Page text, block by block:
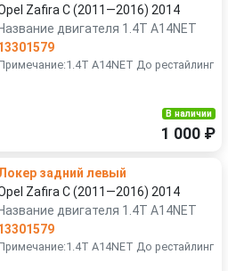
Zafira C (2011—2016) 2014
Название двигателя 1.4T A14NET
A14NET До рестайлинг
В наличии
1 000 ₽
задний левый
Zafira C (2011—2016) 2014
Название двигателя 1.4T A14NET
A14NET До рестайлинг